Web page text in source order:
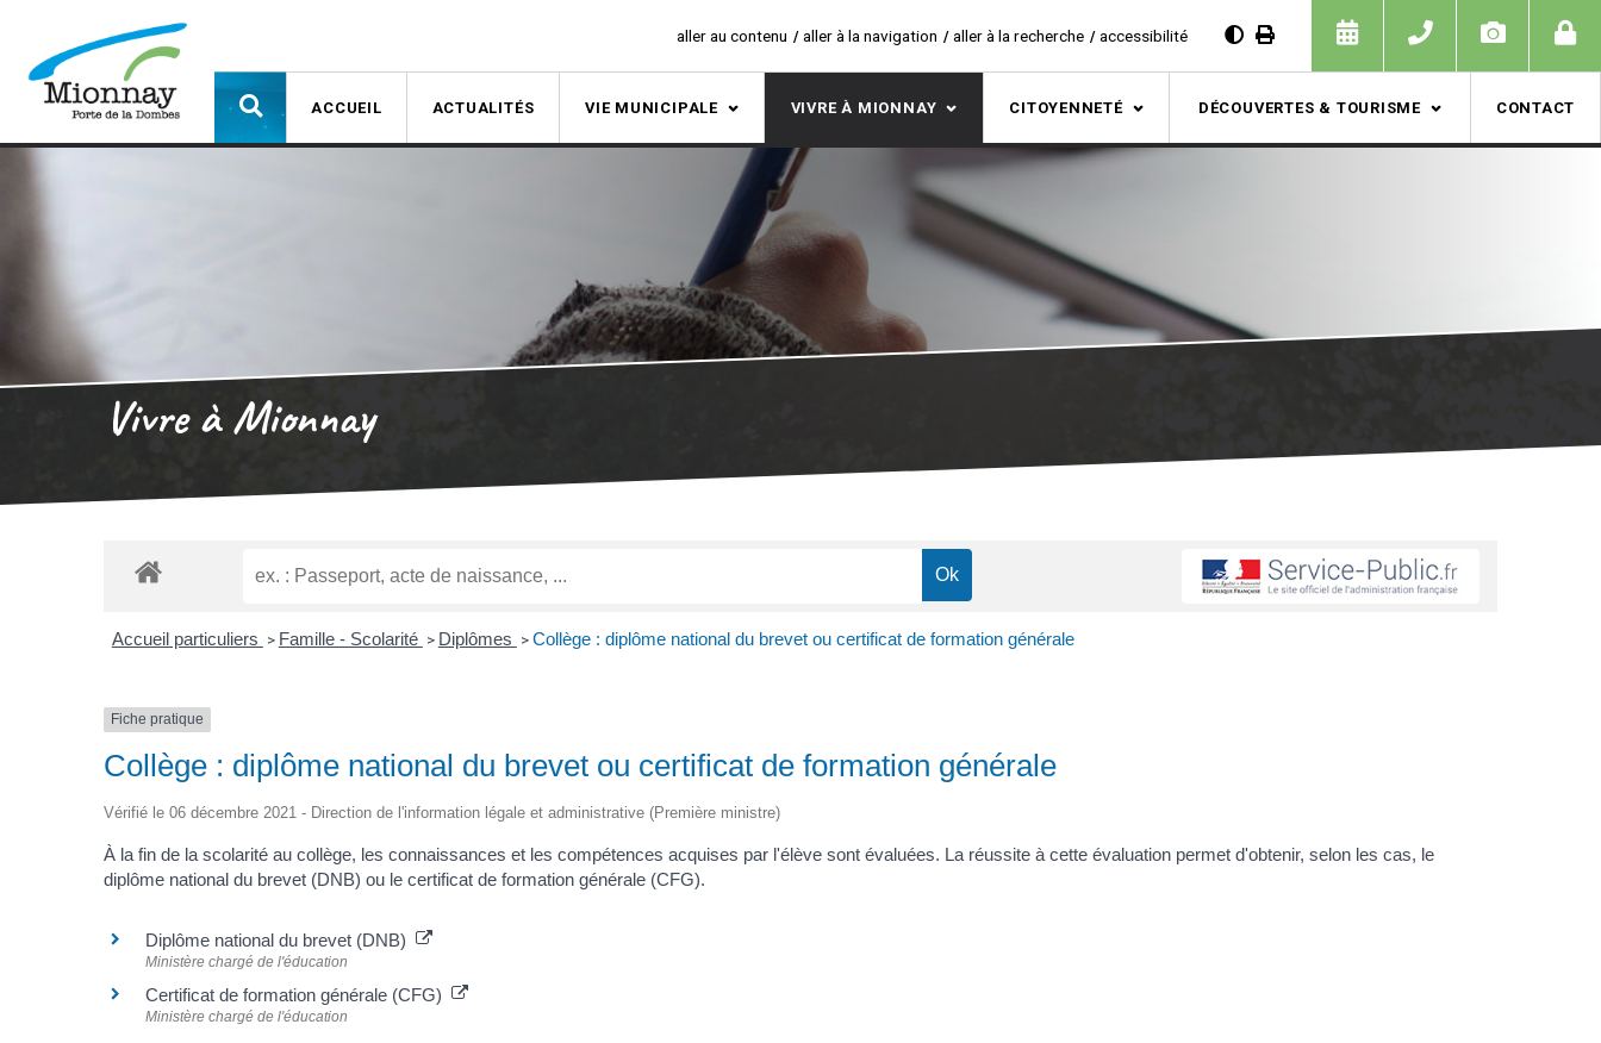
aller au contenu aller à la navigation aller à la recherche accessibilité
ACCUEIL ACTUALITÉS VIE MUNICIPALE VIVRE À MIONNAY CITOYENNETÉ DÉCOUVERTES & TOURISME CONTACT
Vivre à Mionnay
Accueil particuliers > Famille - Scolarité > Diplômes > Collège : diplôme national du brevet ou certificat de formation générale
Fiche pratique
Collège : diplôme national du brevet ou certificat de formation générale
Vérifié le 06 décembre 2021 - Direction de l'information légale et administrative (Première ministre)
À la fin de la scolarité au collège, les connaissances et les compétences acquises par l'élève sont évaluées. La réussite à cette évaluation permet d'obtenir, selon les cas, le
diplôme national du brevet (DNB) ou le certificat de formation générale (CFG).
Diplôme national du brevet (DNB)
Ministère chargé de l'éducation
Certificat de formation générale (CFG)
Ministère chargé de l'éducation